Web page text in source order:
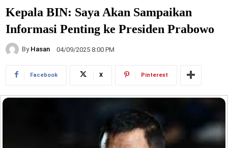
Kepala BIN: Saya Akan Sampaikan
Informasi Penting ke Presiden Prabowo
By Hasan 04/09/2025 8:00 PM
Facebook X Pinterest